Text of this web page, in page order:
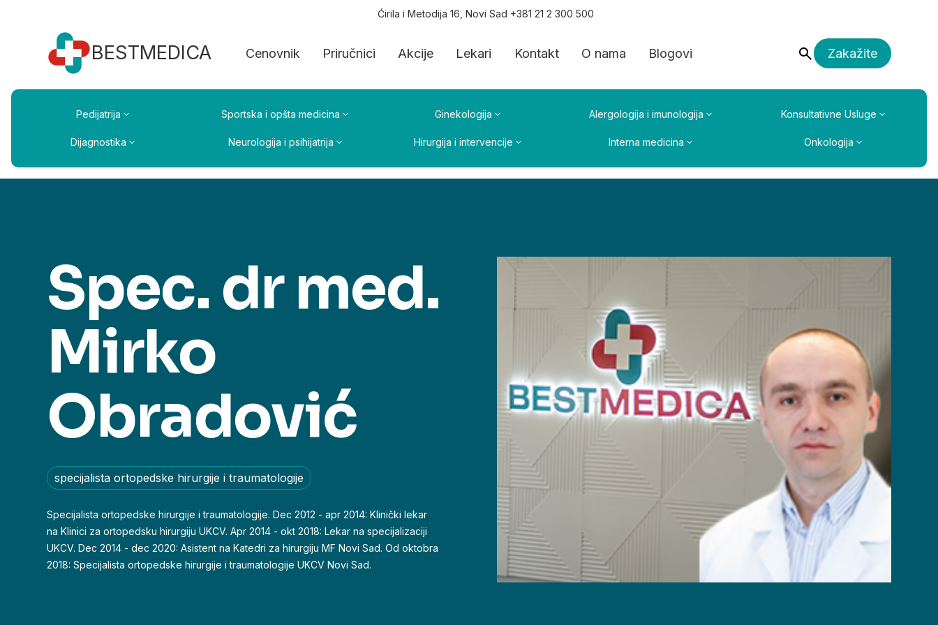
Ćirila i Metodija 16, Novi Sad +381 21 2 300 500
BESTMEDICA Cenovnik Priručnici Akcije Lekari Kontakt O nama Blogovi Zakažite
Pedijatrija Sportska i opšta medicina Ginekologija Alergologija i imunologija Konsultativne Usluge
Dijagnostika Neurologija i psihijatrija Hirurgija i intervencije Interna medicina Onkologija
Spec. dr med.
Mirko
Obradović
specijalista ortopedske hirurgije i traumatologije
Specijalista ortopedske hirurgije i traumatologije. Dec 2012 - apr 2014: Klinički lekar
na Klinici za ortopedsku hirurgiju UKCV. Apr 2014 - okt 2018: Lekar na specijalizaciji
UKCV. Dec 2014 - dec 2020: Asistent na Katedri za hirurgiju MF Novi Sad. Od oktobra
2018: Specijalista ortopedske hirurgije i traumatologije UKCV Novi Sad.